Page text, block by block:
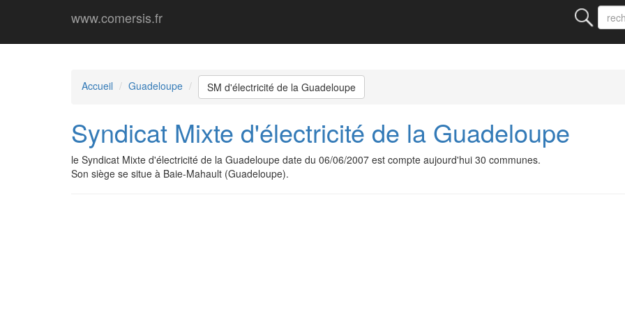
www.comersis.fr
Accueil Guadeloupe SM d'électricité de la Guadeloupe
Syndicat Mixte d'électricité de la Guadeloupe
le Syndicat Mixte d'électricité de la Guadeloupe date du 06/06/2007 est compte aujourd'hui 30 communes.
Son siège se situe à Baie-Mahault (Guadeloupe).